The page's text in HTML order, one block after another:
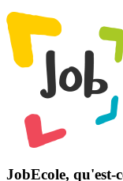
JobEcole, qu'est-